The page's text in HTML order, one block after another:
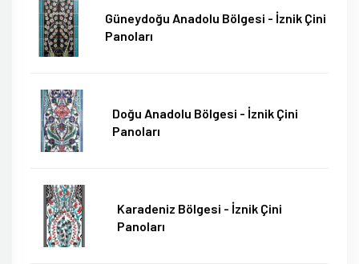
Güneydoğu Anadolu Bölgesi - İznik Çini
Panoları
Doğu Anadolu Bölgesi - İznik Çini
Panoları
Karadeniz Bölgesi - İznik Çini
Panoları